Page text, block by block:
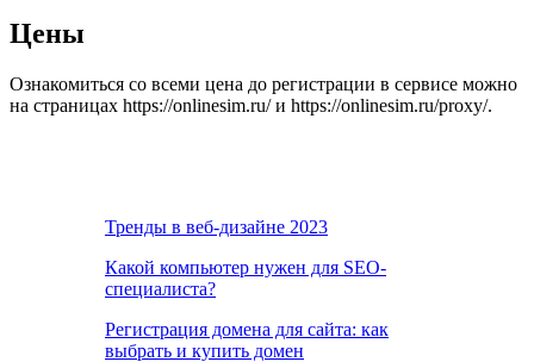
Цены
Ознакомиться со всеми цена до регистрации в сервисе можно
на страницах https://onlinesim.ru/ и https://onlinesim.ru/proxy/.
Тренды в веб-дизайне 2023
Какой компьютер нужен для SEO-
специалиста?
Регистрация домена для сайта: как
выбрать и купить домен